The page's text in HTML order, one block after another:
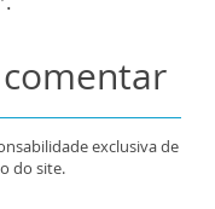
exclusiva de
do site.